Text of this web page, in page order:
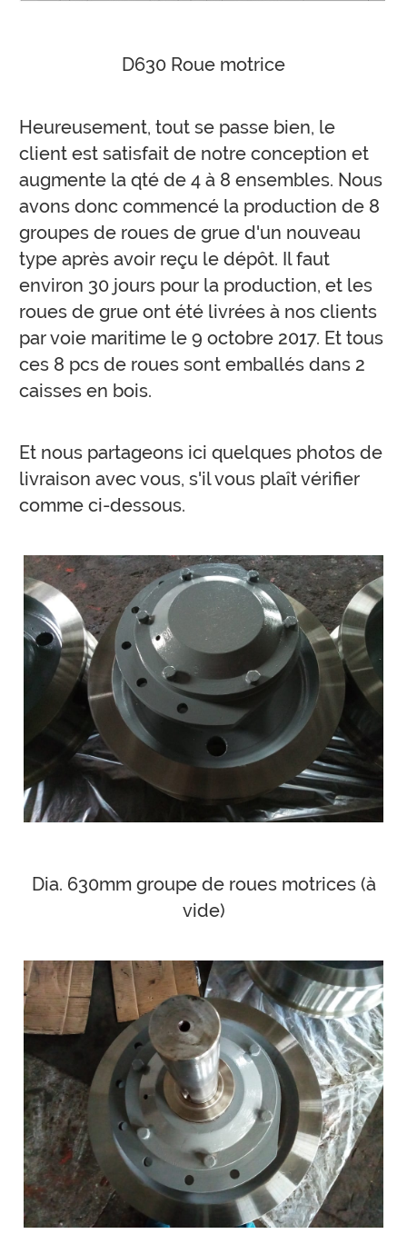
D630 Roue motrice
Heureusement, tout se passe bien, le
client est satisfait de notre conception et
augmente la qté de 4 à 8 ensembles. Nous
avons donc commencé la production de 8
groupes de roues de grue d'un nouveau
type après avoir reçu le dépôt. Il faut
environ 30 jours pour la production, et les
roues de grue ont été livrées à nos clients
par voie maritime le 9 octobre 2017. Et tous
ces 8 pcs de roues sont emballés dans 2
caisses en bois.
Et nous partageons ici quelques photos de
livraison avec vous, s'il vous plaît vérifier
comme ci-dessous.
Dia. 630mm groupe de roues motrices (à
vide)